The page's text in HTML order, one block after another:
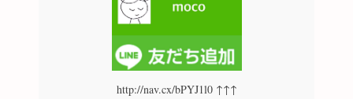
http://nav.cx/bPYJ1l0 ↑↑↑